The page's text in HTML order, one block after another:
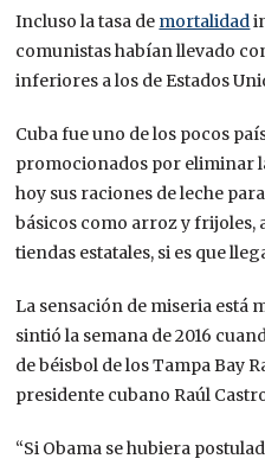
Incluso la tasa de mortalidad
comunistas habían llevado
inferiores a los de Estados
Cuba fue uno de los pocos
promocionados por eliminar
hoy sus raciones de leche
básicos como arroz y frijoles,
tiendas estatales, si es que
La sensación de miseria está
sintió la semana de 2016
de béisbol de los Tampa Bay
presidente cubano Raúl
“Si Obama se hubiera